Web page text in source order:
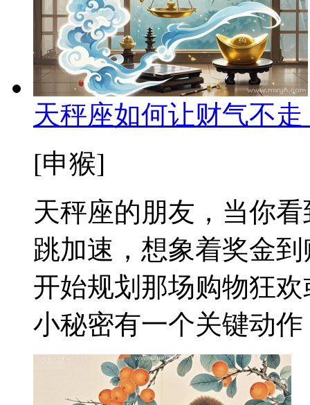
天秤座如何让财气不
[申猴]
天秤座的朋友，当你
跳加速，想象着奖金
开始规划那场购物狂
小秘密有一个关键动